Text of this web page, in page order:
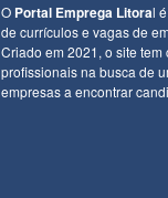
O Portal Emprega Litoral
de currículos e vagas de
Criado em 2021, o site
profissionais na busca de
empresas a encontrar